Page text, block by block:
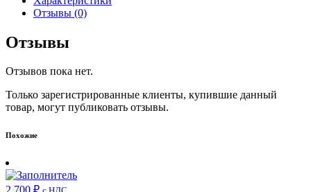
Отзывы (0)
Отзывы
Отзывов пока нет.
Только зарегистрированные клиенты, купившие данный
товар, могут публиковать отзывы.
Похожие